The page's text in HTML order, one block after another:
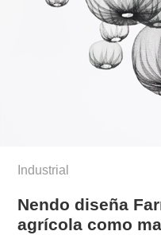
Industrial
Nendo diseña
agrícola como